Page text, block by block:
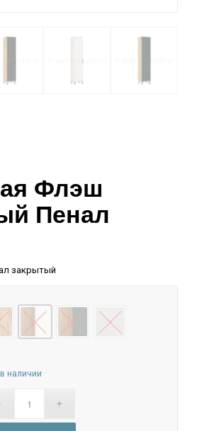
Флэш
Пенал
закрытый
Графит/Дуб Крафт
Браш Вайт/Дуб Крафт
Браш Мени Грин/Дуб Крафт
Кашемир
наличии